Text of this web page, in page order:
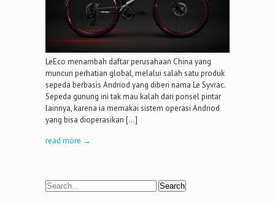
LeEco menambah daftar perusahaan China yang
muncuri perhatian global, melalui salah satu produk
sepeda berbasis Andriod yang diberi nama Le Syvrac.
Sepeda gunung ini tak mau kalah dari ponsel pintar
lainnya, karena ia memakai sistem operasi Andriod
yang bisa dioperasikan […]
read more →